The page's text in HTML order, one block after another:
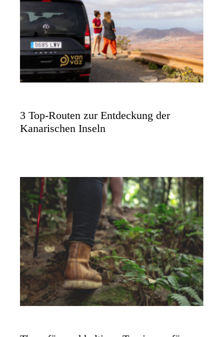
3 Top-Routen zur Entdeckung der
Kanarischen Inseln